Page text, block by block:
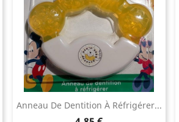
Anneau De Dentition À Réfrigérer...